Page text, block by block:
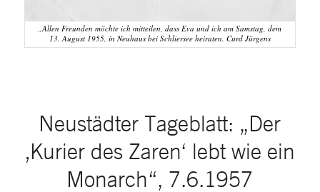
„Allen Freunden möchte ich mitteilen, dass Eva und ich am Samstag, dem
13. August 1955, in Neuhaus bei Schliersee heiraten. Curd Jürgens
Neustädter Tageblatt: „Der
‚Kurier des Zaren‘ lebt wie ein
Monarch“, 7.6.1957